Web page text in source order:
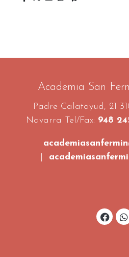
Academia San
Padre Calatayud, 21
Navarra Tel/Fax: 948